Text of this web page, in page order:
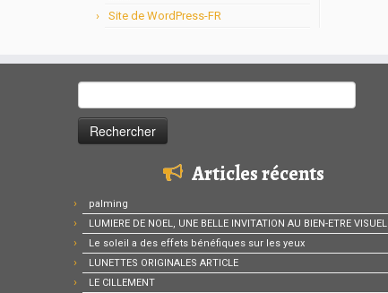
Site de WordPress-FR
Articles récents
palming
LUMIERE DE NOEL, UNE BELLE INVITATION AU BIEN-ETRE VISUEL
Le soleil a des effets bénéfiques sur les yeux
LUNETTES ORIGINALES ARTICLE
LE CILLEMENT